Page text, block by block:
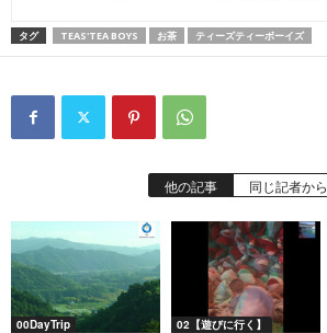
タグ TEAS'TEA BOYS お茶 ティーズティーボーイズ
他の記事 同じ記者から
00DayTrip 02【遊びに行く】